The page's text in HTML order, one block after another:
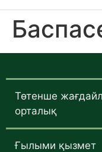
Төтенше
орталық
Ғылыми қызмет